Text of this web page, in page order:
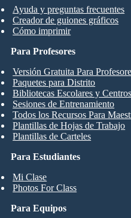
Ayuda y preguntas frecuentes
Creador de guiones gráficos
Cómo imprimir
Para Estudiantes
Mi Clase
Photos For Class
Para Profesores
Versión Gratuita Para
Paquetes para Distrito
Bibliotecas Escolares y
Sesiones de Entrenamiento
Todos los Recursos Para
Plantillas de Hojas de Trabajo
Plantillas de Carteles
Para Equipos